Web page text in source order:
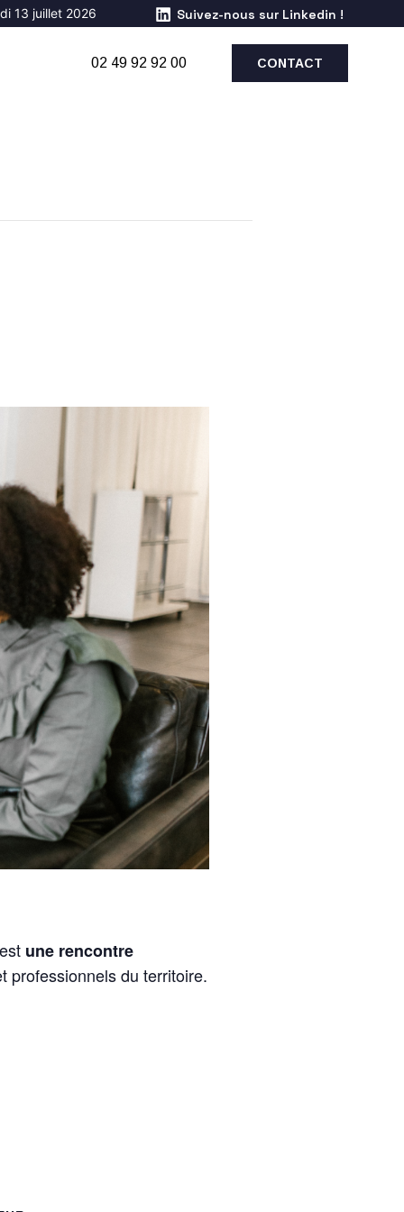
13 juillet 2026 Suivez-nous sur Linkedin !
02 49 92 92 00 CONTACT
une rencontre
professionnels du territoire.